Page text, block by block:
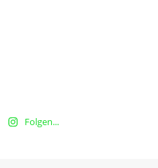
Folgen...